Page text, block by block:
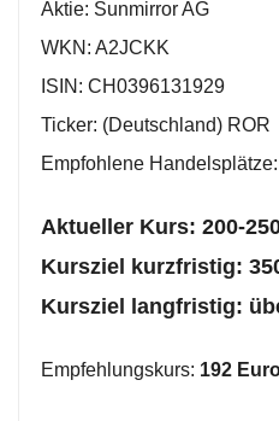
Aktie: Sunmirror AG
WKN: A2JCKK
ISIN: CH0396131929
Ticker: (Deutschland) ROR
Empfohlene
Aktueller Kurs: 200-
Kursziel kurzfristig:
Kursziel langfristig:
Empfehlungskurs: 192